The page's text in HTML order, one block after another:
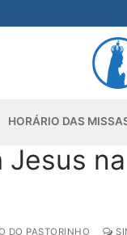
HORÁRIO DAS
DO PASTORINHO